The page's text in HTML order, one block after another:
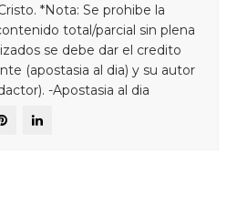
*Nota: Se prohibe la
total/parcial sin plena
se debe dar el credito
(apostasia al dia) y su autor
-Apostasia al dia